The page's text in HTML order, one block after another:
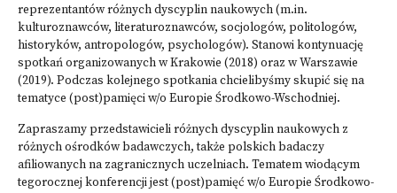
reprezentantów różnych dyscyplin naukowych (m.in.
kulturoznawców, literaturoznawców, socjologów, politologów,
historyków, antropologów, psychologów). Stanowi kontynuację
spotkań organizowanych w Krakowie (2018) oraz w Warszawie
(2019). Podczas kolejnego spotkania chcielibyśmy skupić się na
tematyce (post)pamięci w/o Europie Środkowo-Wschodniej.
Zapraszamy przedstawicieli różnych dyscyplin naukowych z
różnych ośrodków badawczych, także polskich badaczy
afiliowanych na zagranicznych uczelniach. Tematem wiodącym
tegorocznej konferencji jest (post)pamięć w/o Europie Środkowo-